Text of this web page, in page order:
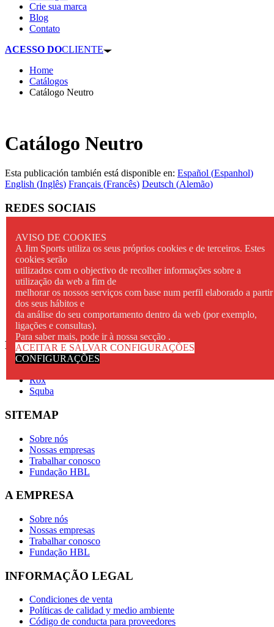
Crie sua marca
Blog
Contato
ACESSO DOCLIENTE
Home
Catálogos
Catálogo Neutro
Catálogo Neutro
Esta publicación también está disponible en: Español (Espanhol)
English (Inglês) Français (Francês) Deutsch (Alemão)
REDES SOCIAIS
MARCAS
Rox
Squba
SITEMAP
Sobre nós
Nossas empresas
Trabalhar conosco
Fundação HBL
A EMPRESA
Sobre nós
Nossas empresas
Trabalhar conosco
Fundação HBL
INFORMAÇÃO LEGAL
Condiciones de venta
Políticas de calidad y medio ambiente
Código de conducta para proveedores
AVISO DE COOKIES
A Jim Sports utiliza os seus próprios cookies e de terceiros. Estes
cookies serão
utilizados com o objectivo de recolher informações sobre a
utilização da web a fim de
melhorar os nossos serviços com base num perfil elaborado a partir
dos seus hábitos e
da análise do seu comportamento dentro da web (por exemplo,
ligações e consultas).
Para saber mais, pode ir à nossa secção .
ACEITAR E SALVAR CONFIGURAÇÕES
CONFIGURAÇÕES